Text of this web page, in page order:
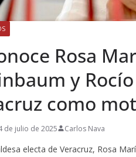
Rosa
y
como
de julio de 2025 Carlos Nava
electa de Veracruz, Rosa